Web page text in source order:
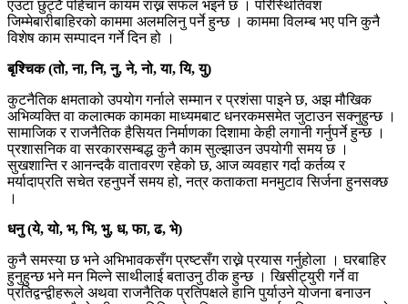
एउटा छुट्टै पहिचान कायम राख्न सफल भइने छ । परिस्थितिवश
जिम्मेबारीबाहिरको काममा अलमलिनु पर्ने हुन्छ । काममा विलम्ब भए पनि कुनै
विशेष काम सम्पादन गर्ने दिन हो ।
बृश्चिक (तो, ना, नि, नु, ने, नो, या, यि, यु)
कुटनैतिक क्षमताको उपयोग गर्नाले सम्मान र प्रशंसा पाइने छ, अझ मौखिक
अभिव्यक्ति वा कलात्मक कामका माध्यमबाट धनरकमसमेत जुटाउन सक्नुहुन्छ ।
सामाजिक र राजनैतिक हैसियत निर्माणका दिशामा केही लगानी गर्नुपर्ने हुन्छ ।
प्रशासनिक वा सरकारसम्बद्ध कुनै काम सुल्झाउन उपयोगी समय छ ।
सुखशान्ति र आनन्दकै वातावरण रहेको छ, आज व्यवहार गर्दा कर्तव्य र
मर्यादाप्रति सचेत रहनुपर्ने समय हो, नत्र कताकता मनमुटाव सिर्जना हुनसक्छ
।
धनु (ये, यो, भ, भि, भु, ध, फा, ढ, भे)
कुनै समस्या छ भने अभिभावकसँग प्रष्टसँग राख्ने प्रयास गर्नुहोला । घरबाहिर
हुनुहुन्छ भने मन मिल्ने साथीलाई बताउनु ठीक हुन्छ । खिसीट्युरी गर्ने वा
प्रतिद्वन्द्वीहरूले अथवा राजनैतिक प्रतिपक्षले हानि पुर्याउने योजना बनाउन